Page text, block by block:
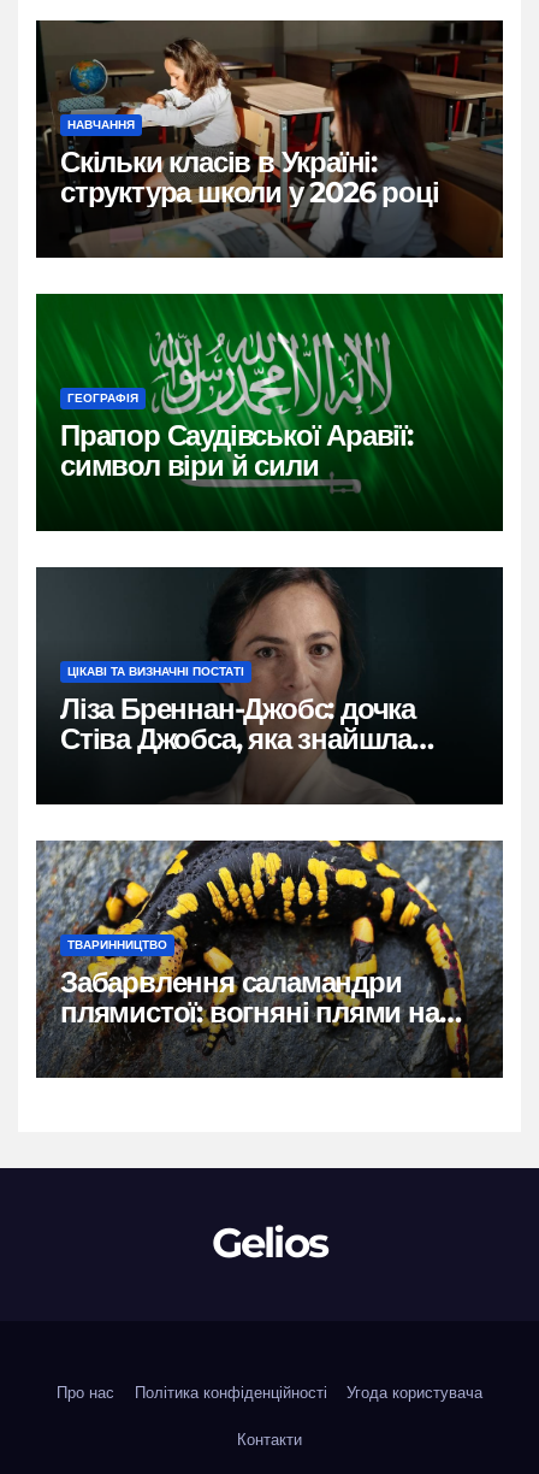
НАВЧАННЯ
Скільки класів в Україні:
структура школи у 2026 році
ГЕОГРАФІЯ
Прапор Саудівської Аравії:
символ віри й сили
ЦІКАВІ ТА ВИЗНАЧНІ ПОСТАТІ
Ліза Бреннан-Джобс: дочка
Стіва Джобса, яка знайшла
власний голос
ТВАРИННИЦТВО
Забарвлення саламандри
плямистої: вогняні плями на
чорному тлі
Gelios
Про нас Політика конфіденційності Угода користувача
Контакти